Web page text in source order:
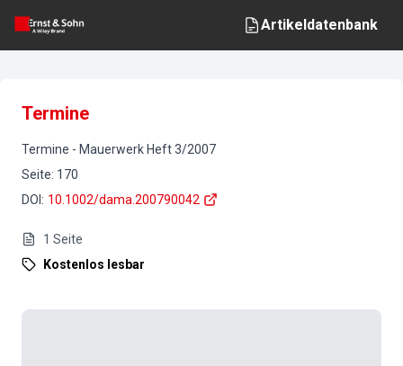
Artikeldatenbank
Termine
Termine - Mauerwerk Heft3/2007
Seite: 170
DOI : 10.1002/dama.200790042
1 Seite
Kostenlos lesbar